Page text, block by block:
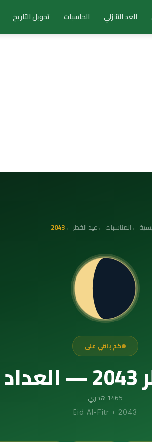
العد التنازلي الحاسبات تحويل التاريخ
←المناسبات←عيد الفطر ←
2043
كم باقي على
1465 هجري
Eid Al-Fitr • 2043